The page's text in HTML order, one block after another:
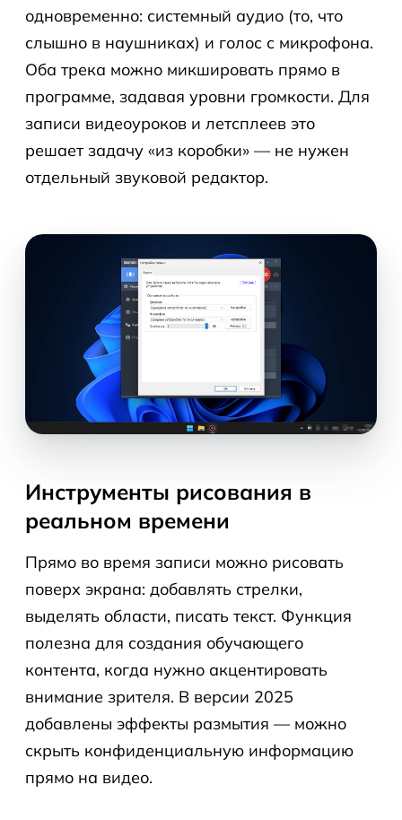
одновременно: системный аудио (то, что
слышно в наушниках) и голос с микрофона.
Оба трека можно микшировать прямо в
программе, задавая уровни громкости. Для
записи видеоуроков и летсплеев это
решает задачу «из коробки» — не нужен
отдельный звуковой редактор.
Инструменты рисования в
реальном времени
Прямо во время записи можно рисовать
поверх экрана: добавлять стрелки,
выделять области, писать текст. Функция
полезна для создания обучающего
контента, когда нужно акцентировать
внимание зрителя. В версии 2025
добавлены эффекты размытия — можно
скрыть конфиденциальную информацию
прямо на видео.